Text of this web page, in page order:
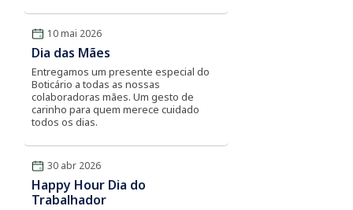
10 mai 2026
Dia das Mães
Entregamos um presente especial do
Boticário a todas as nossas
colaboradoras mães. Um gesto de
carinho para quem merece cuidado
todos os dias.
30 abr 2026
Happy Hour Dia do
Trabalhador